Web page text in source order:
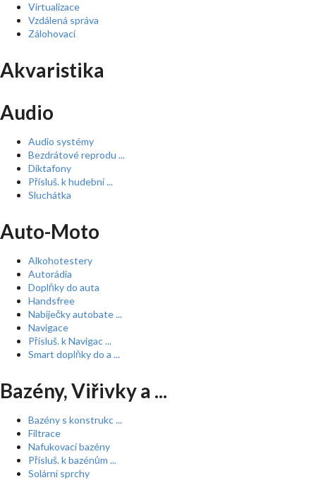
Virtualizace
Vzdálená správa
Zálohovací
Akvaristika
Audio
Audio systémy
Bezdrátové reprodu ...
Diktafony
Přísluš. k hudební ...
Sluchátka
Auto-Moto
Alkohotestery
Autorádia
Doplňky do auta
Handsfree
Nabíječky autobate ...
Navigace
Přísluš. k Navigac ...
Smart doplňky do a ...
Bazény, Viřivky a ...
Bazény s konstrukc ...
Filtrace
Nafukovací bazény
Přísluš. k bazénům ...
Solární sprchy